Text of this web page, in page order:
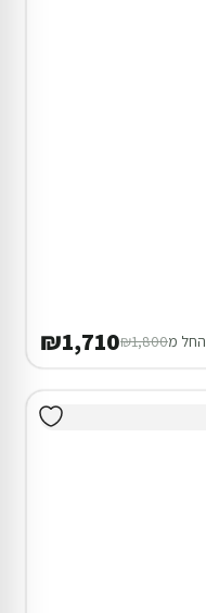
החל מ₪1,800
₪1,710